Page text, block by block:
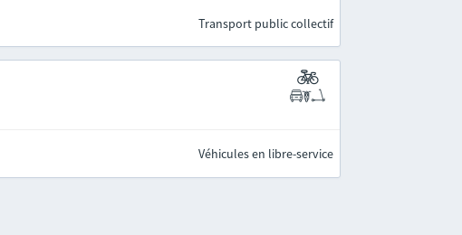
Transport public collectif
Véhicules en libre-service